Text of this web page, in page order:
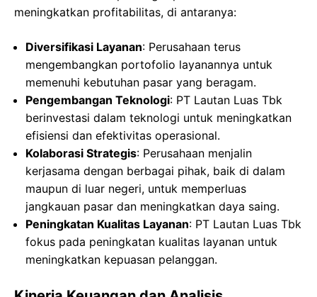
meningkatkan profitabilitas, di antaranya:
Diversifikasi Layanan: Perusahaan terus
mengembangkan portofolio layanannya untuk
memenuhi kebutuhan pasar yang beragam.
Pengembangan Teknologi: PT Lautan Luas Tbk
berinvestasi dalam teknologi untuk meningkatkan
efisiensi dan efektivitas operasional.
Kolaborasi Strategis: Perusahaan menjalin
kerjasama dengan berbagai pihak, baik di dalam
maupun di luar negeri, untuk memperluas
jangkauan pasar dan meningkatkan daya saing.
Peningkatan Kualitas Layanan: PT Lautan Luas Tbk
fokus pada peningkatan kualitas layanan untuk
meningkatkan kepuasan pelanggan.